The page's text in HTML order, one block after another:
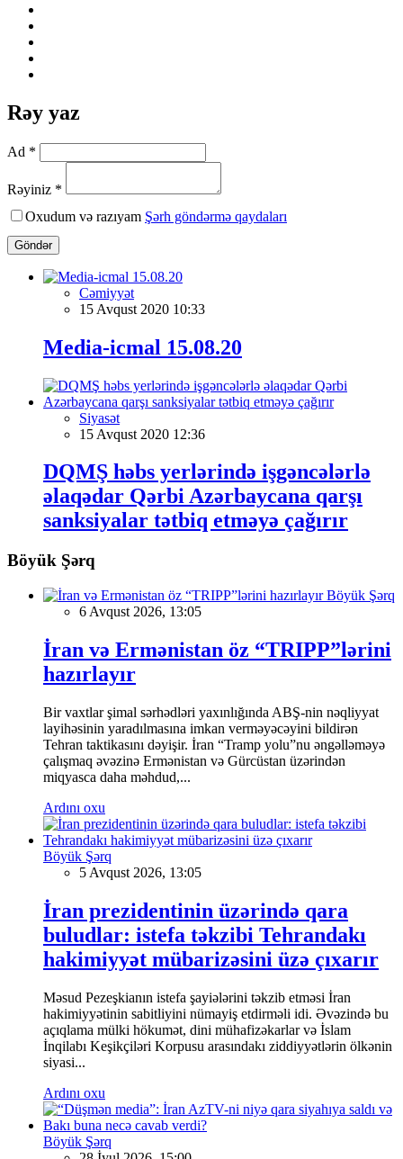
Rəy yaz
Ad *
Rəyiniz *
Oxudum və razıyam Şərh göndərmə qaydaları
Göndər
Cəmiyyət
15 Avqust 2020 10:33
Media-icmal 15.08.20
Siyasət
15 Avqust 2020 12:36
DQMŞ həbs yerlərində işgəncələrlə
əlaqədar Qərbi Azərbaycana qarşı
sanksiyalar tətbiq etməyə çağırır
Böyük Şərq
Böyük Şərq
6 Avqust 2026, 13:05
İran və Ermənistan öz “TRIPP”lərini
hazırlayır
Bir vaxtlar şimal sərhədləri yaxınlığında ABŞ-nin nəqliyyat
layihəsinin yaradılmasına imkan verməyəcəyini bildirən
Tehran taktikasını dəyişir. İran “Tramp yolu”nu əngəlləməyə
çalışmaq əvəzinə Ermənistan və Gürcüstan üzərindən
miqyasca daha məhdud,...
Ardını oxu
Böyük Şərq
5 Avqust 2026, 13:05
İran prezidentinin üzərində qara
buludlar: istefa təkzibi Tehrandakı
hakimiyyət mübarizəsini üzə çıxarır
Məsud Pezeşkianın istefa şayiələrini təkzib etməsi İran
hakimiyyətinin sabitliyini nümayiş etdirməli idi. Əvəzində bu
açıqlama mülki hökumət, dini mühafizəkarlar və İslam
İnqilabı Keşikçiləri Korpusu arasındakı ziddiyyətlərin ölkənin
siyasi...
Ardını oxu
Böyük Şərq